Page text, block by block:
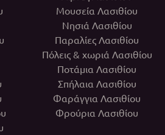
Μουσεία Λασιθίου
Νησιά Λασιθίου
Παραλίες Λασιθίου
Πόλεις & χωριά Λασιθίου
Ποτάμια Λασιθίου
Σπήλαια Λασιθίου
Φαράγγια Λασιθίου
Φρούρια Λασιθίου